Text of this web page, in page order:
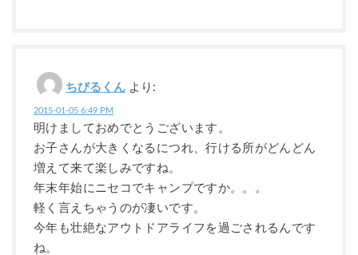
ちびるくん より:
2015-01-05 6:49 PM
明けましておめでとうございます。
お子さんが大きくなるにつれ、行ける所がどんどん
増えて来て楽しみですね。
年末年始にニセコでキャンプですか。。。
軽く言えちゃうのが凄いです。
今年も壮絶なアウトドアライフを過ごされるんです
ね。